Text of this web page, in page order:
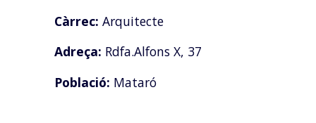
Càrrec: Arquitecte
Adreça: Rdfa.Alfons X, 37
Població: Mataró